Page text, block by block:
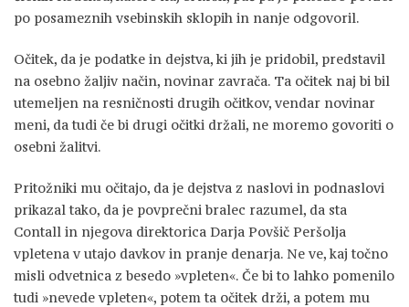
po posameznih vsebinskih sklopih in nanje odgovoril.
Očitek, da je podatke in dejstva, ki jih je pridobil, predstavil
na osebno žaljiv način, novinar zavrača. Ta očitek naj bi bil
utemeljen na resničnosti drugih očitkov, vendar novinar
meni, da tudi če bi drugi očitki držali, ne moremo govoriti o
osebni žalitvi.
Pritožniki mu očitajo, da je dejstva z naslovi in podnaslovi
prikazal tako, da je povprečni bralec razumel, da sta
Contall in njegova direktorica Darja Povšič Peršolja
vpletena v utajo davkov in pranje denarja. Ne ve, kaj točno
misli odvetnica z besedo »vpleten«. Če bi to lahko pomenilo
tudi »nevede vpleten«, potem ta očitek drži, a potem mu